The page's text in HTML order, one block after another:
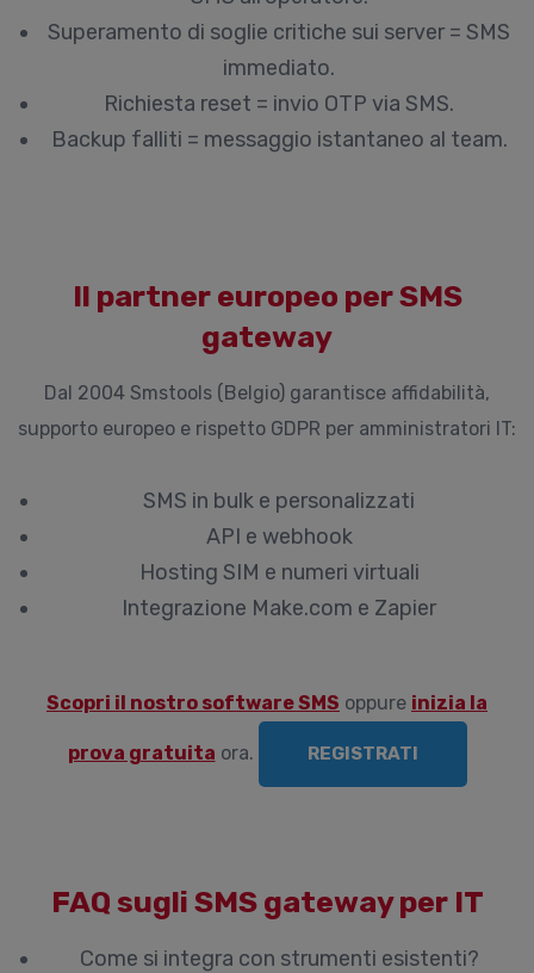
Superamento di soglie critiche sui server = SMS
immediato.
Richiesta reset = invio OTP via SMS.
Backup falliti = messaggio istantaneo al team.
Il partner europeo per SMS
gateway
Dal 2004 Smstools (Belgio) garantisce affidabilità,
supporto europeo e rispetto GDPR per amministratori IT:
SMS in bulk e personalizzati
API e webhook
Hosting SIM e numeri virtuali
Integrazione Make.com e Zapier
Scopri il nostro software SMS oppure inizia la
prova gratuita ora. REGISTRATI
FAQ sugli SMS gateway per IT
Come si integra con strumenti esistenti?